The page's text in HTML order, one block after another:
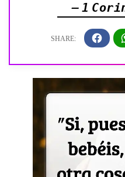
— 1